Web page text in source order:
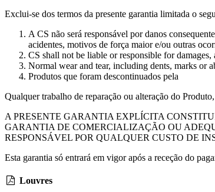
Exclui-se dos termos da presente garantia limitada o
A CS não será responsável por danos
acidentes, motivos de força maior e/ou outras
CS shall not be liable or responsible for
Normal wear and tear, including dents, marks or
Produtos que foram descontinuados pela
Qualquer trabalho de reparação ou alteração do
A PRESENTE GARANTIA EXPLÍCITA
GARANTIA DE COMERCIALIZAÇÃO OU
RESPONSÁVEL POR QUALQUER CUSTO DE
Esta garantia só entrará em vigor após a receção do
Louvres